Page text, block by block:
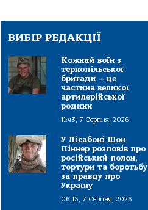
ВИБІР РЕДАКЦІЇ
Кожний воїн з
тернопільської
бригади – це
частина великої
артилерійської
родини
11:43, 7 Серпня, 2026
У Лісабоні Шон
Піннер розповів про
російський полон,
тортури та боротьбу
за правду про
Україну
06:13, 7 Серпня, 2026